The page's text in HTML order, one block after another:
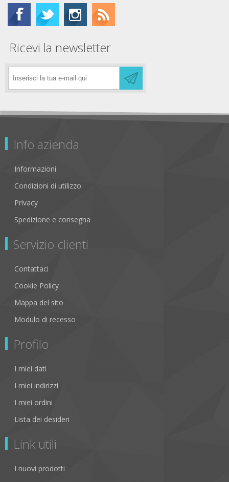
Ricevi la newsletter
Info azienda
Informazioni
Condizioni di utilizzo
Privacy
Spedizione e consegna
Servizio clienti
Contattaci
Cookie Policy
Mappa del sito
Modulo di recesso
Profilo
I miei dati
I miei indirizzi
I miei ordini
Lista dei desideri
Link utili
I nuovi prodotti